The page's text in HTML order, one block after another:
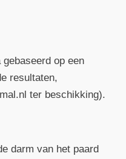
op een
resultaten,
ter beschikking).
darm van het paard